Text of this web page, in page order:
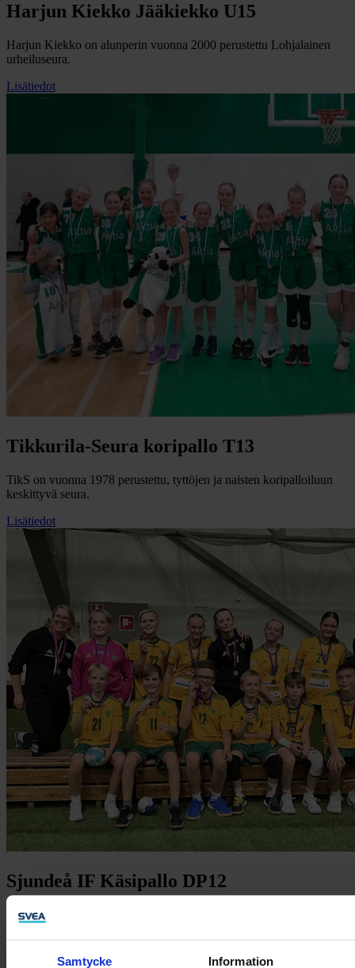
Samtycke Information
Harjun Kiekko Jääkiekko U15
Harjun Kiekko on alunperin vuonna 2000 perustettu Lohjalainen
urheiluseura.
Lisätiedot
Tikkurila-Seura koripallo T13
TikS on vuonna 1978 perustettu, tyttöjen ja naisten koripalloiluun
keskittyvä seura.
Lisätiedot
Sjundeå IF Käsipallo DP12
Sjundeå IF on jo vuonna 1918 perustettu siuntiolainen urheiluseura.
Lisätiedot